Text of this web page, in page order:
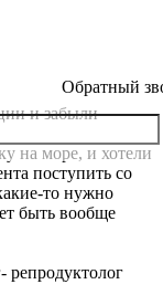
Обратный
и забыли
на море, и хотели
поступить со
то нужно
быть вообще
репродуктолог